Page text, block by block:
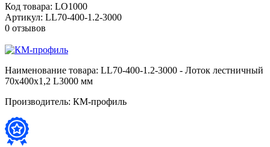
Код товара: LO1000
Артикул: LL70-400-1.2-3000
0 отзывов
Наименование товара: LL70-400-1.2-3000 - Лоток лестничный
70х400х1,2 L3000 мм
Производитель: КМ-профиль